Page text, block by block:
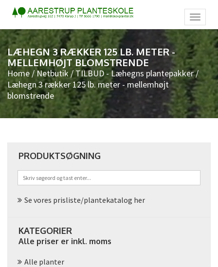
LÆHEGN 3 RÆKKER 125 LB. METER -
MELLEMHØJT BLOMSTRENDE
Home /Netbutik /TILBUD - Læhegns plantepakker/
Læhegn 3 rækker 125 lb. meter - mellemhøjt
blomstrende
PRODUKTSØGNING
Se vores prisliste/plantekatalog her
KATEGORIER
Alle priser er inkl. moms
Alle planter